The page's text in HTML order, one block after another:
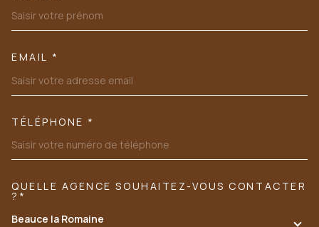
EMAIL *
TÉLÉPHONE *
TRAD_MELTEM_VOREDEMANDE
QUELLE AGENCE SOUHAITEZ-VOUS CONTACTER
?*
Beauce la Romaine